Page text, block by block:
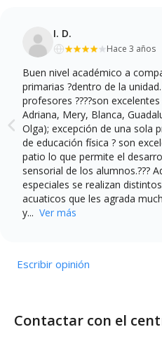
I. D.
Hace 3 años
Buen nivel académico a
primarias ?dentro de la
profesores ?‍??‍?son
Adriana, Mery, Blanca,
Olga); excepción de una sola
de educación física ? son
patio lo que permite el
sensorial de los alumnos.???
especiales se realizan
acuaticos que les agrada
y... Ver más
Escribir opinión
Contactar con el